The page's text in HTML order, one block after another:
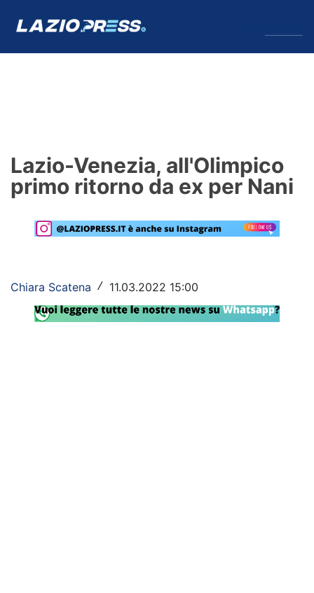
Formello
Primavera
Lazio Women
Lazio-Venezia, all'Olimpico
primo ritorno da ex per Nani
Chiara Scatena / 11.03.2022 15:00